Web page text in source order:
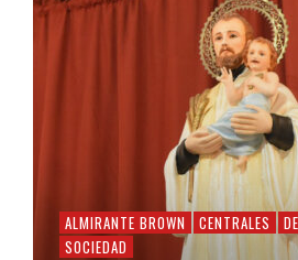
ALMIRANTE BROWN CENTRALES
SOCIEDAD